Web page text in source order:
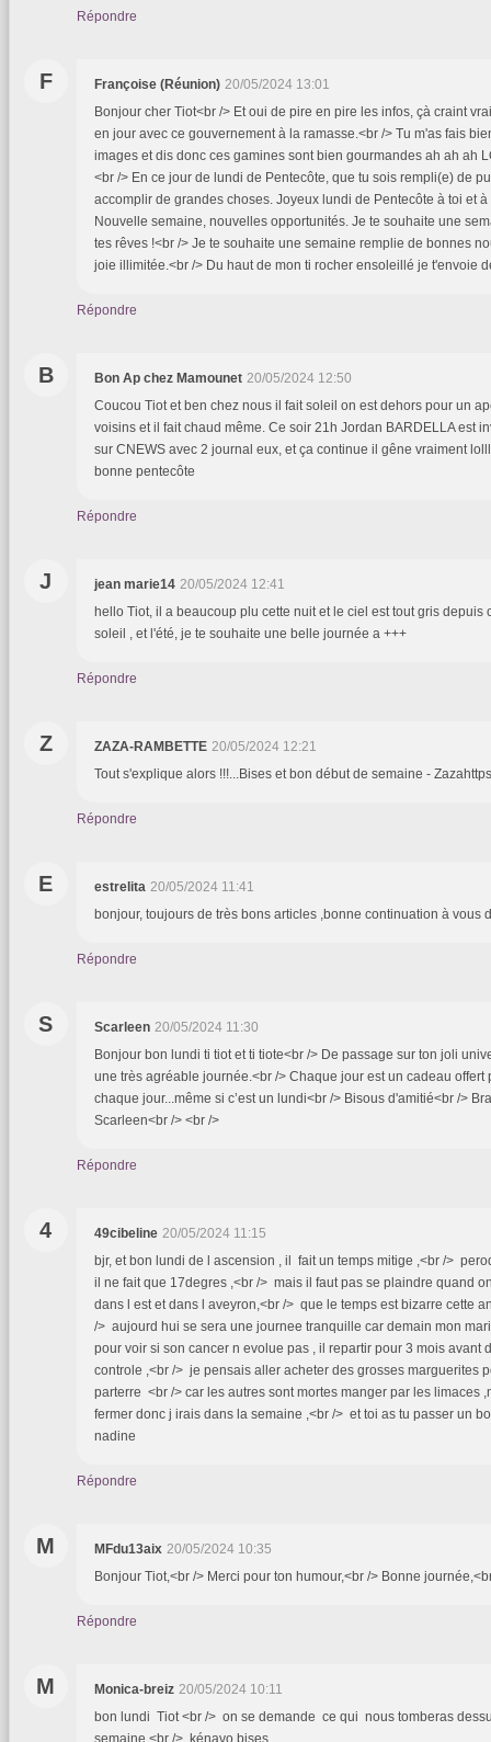
Répondre
F Françoise (Réunion) 20/05/2024 13:01
Bonjour cher Tiot<br /> Et oui de pire en pire les infos, çà craint
en jour avec ce gouvernement à la ramasse.<br /> Tu m'as fais
images et dis donc ces gamines sont bien gourmandes ah ah ah
<br /> En ce jour de lundi de Pentecôte, que tu sois rempli(e) de
accomplir de grandes choses. Joyeux lundi de Pentecôte à toi et à
Nouvelle semaine, nouvelles opportunités. Je te souhaite une
tes rêves !<br /> Je te souhaite une semaine remplie de bonnes
joie illimitée.<br /> Du haut de mon ti rocher ensoleillé je t'envoie
Répondre
B Bon Ap chez Mamounet 20/05/2024 12:50
Coucou Tiot et ben chez nous il fait soleil on est dehors pour un
voisins et il fait chaud même. Ce soir 21h Jordan BARDELLA est
sur CNEWS avec 2 journal eux, et ça continue il gêne vraiment
bonne pentecôte
Répondre
J jean marie14 20/05/2024 12:41
hello Tiot, il a beaucoup plu cette nuit et le ciel est tout gris depuis
soleil , et l'été, je te souhaite une belle journée a +++
Répondre
Z ZAZA-RAMBETTE 20/05/2024 12:21
Tout s'explique alors !!!...Bises et bon début de semaine -
Répondre
E estrelita 20/05/2024 11:41
bonjour, toujours de très bons articles ,bonne continuation à vous
Répondre
S Scarleen 20/05/2024 11:30
Bonjour bon lundi ti tiot et ti tiote<br /> De passage sur ton joli
une très agréable journée.<br /> Chaque jour est un cadeau offert
chaque jour...même si c’est un lundi<br /> Bisous d'amitié<br />
Scarleen<br /> <br />
Répondre
4 49cibeline 20/05/2024 11:15
bjr, et bon lundi de l ascension , il fait un temps mitige ,<br />
il ne fait que 17degres ,<br /> mais il faut pas se plaindre quand
dans l est et dans l aveyron,<br /> que le temps est bizarre cette
/> aujourd hui se sera une journee tranquille car demain mon
pour voir si son cancer n evolue pas , il repartir pour 3 mois avant
controle ,<br /> je pensais aller acheter des grosses marguerites
parterre <br /> car les autres sont mortes manger par les limaces
fermer donc j irais dans la semaine ,<br /> et toi as tu passer un
nadine
Répondre
M MFdu13aix 20/05/2024 10:35
Bonjour Tiot,<br /> Merci pour ton humour,<br /> Bonne
Répondre
M Monica-breiz 20/05/2024 10:11
bon lundi Tiot <br /> on se demande ce qui nous tomberas
semaine <br /> kénavo bises